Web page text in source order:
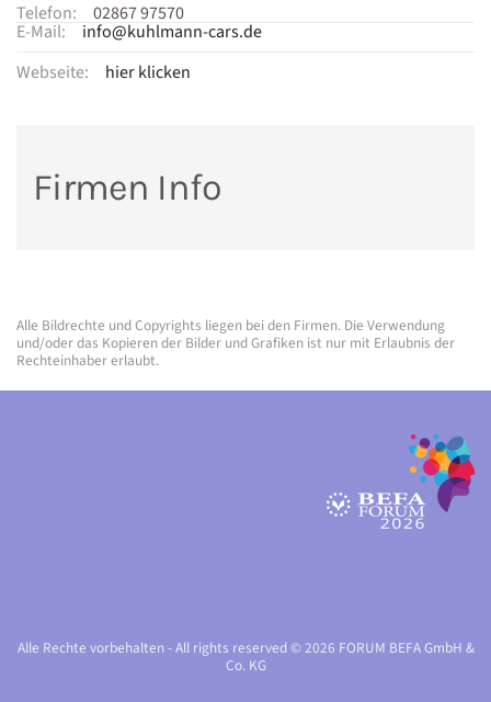
Telefon:
02867 97570
E-Mail:
info@kuhlmann-cars.de
Webseite:
hier klicken
Firmen Info
Alle Bildrechte und Copyrights liegen bei den Firmen. Die Verwendung
und/oder das Kopieren der Bilder und Grafiken ist nur mit Erlaubnis der
Rechteinhaber erlaubt.
Alle Rechte vorbehalten - All rights reserved © 2026 FORUM BEFA GmbH &
Co. KG